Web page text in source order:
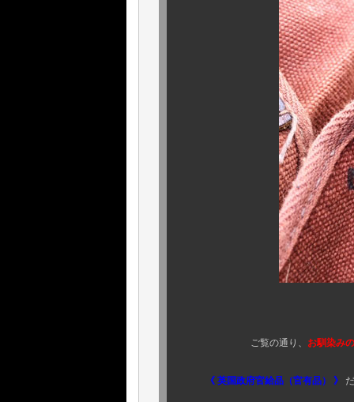
ご覧の通り、 お馴染み
《 英国政府官給品（官有品） 》